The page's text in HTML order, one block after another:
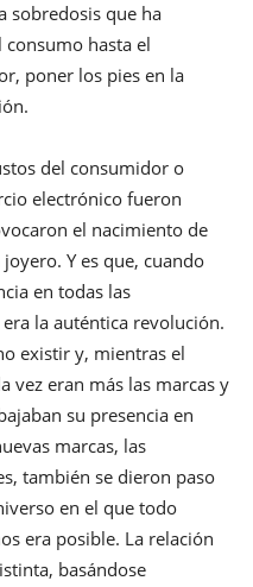
sobredosis que ha
hasta el
poner los pies en la
del consumidor o
electrónico fueron
el nacimiento de
Y es que, cuando
en todas las
la auténtica revolución.
existir y, mientras el
vez eran más las marcas y
su presencia en
marcas, las
también se dieron paso
en el que todo
era posible. La relación
basándose